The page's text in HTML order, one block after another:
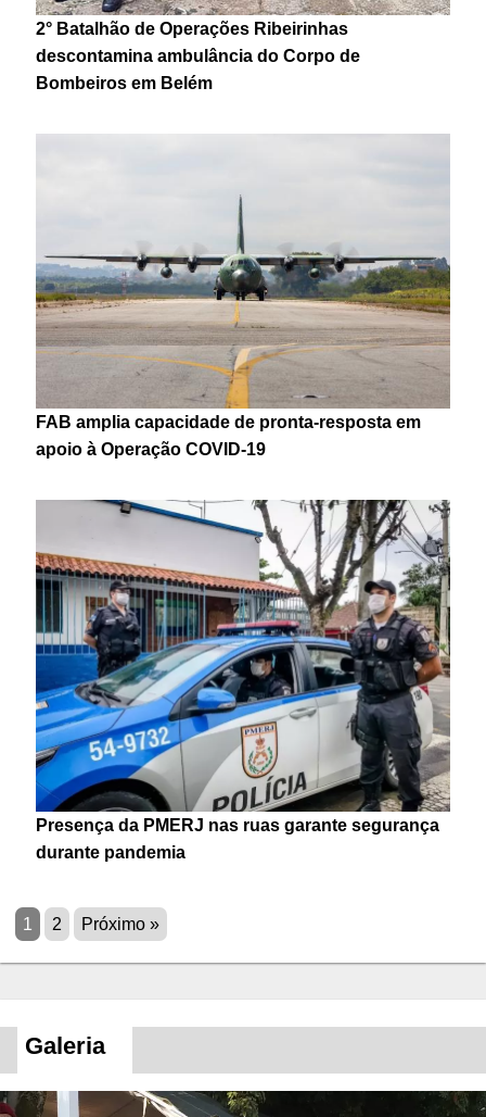
2° Batalhão de Operações Ribeirinhas
descontamina ambulância do Corpo de
Bombeiros em Belém
FAB amplia capacidade de pronta-resposta em
apoio à Operação COVID-19
Presença da PMERJ nas ruas garante segurança
durante pandemia
1 2 Próximo »
Galeria